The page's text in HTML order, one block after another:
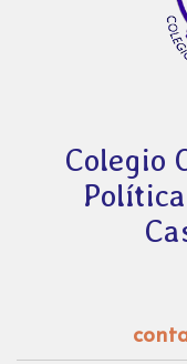
Colegio